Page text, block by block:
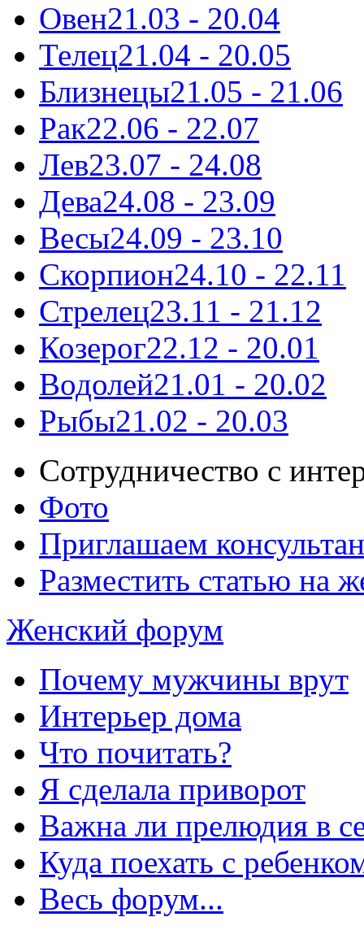
Овен21.03 - 20.04
Телец21.04 - 20.05
Близнецы21.05 - 21.06
Рак22.06 - 22.07
Лев23.07 - 24.08
Дева24.08 - 23.09
Весы24.09 - 23.10
Скорпион24.10 - 22.11
Стрелец23.11 - 21.12
Козерог22.12 - 20.01
Водолей21.01 - 20.02
Рыбы21.02 - 20.03
Сотрудничество с
Фото
Приглашаем
Разместить статью на
Женский форум
Почему мужчины врут
Интерьер дома
Что почитать?
Я сделала приворот
Важна ли прелюдия в
Куда поехать с
Весь форум...